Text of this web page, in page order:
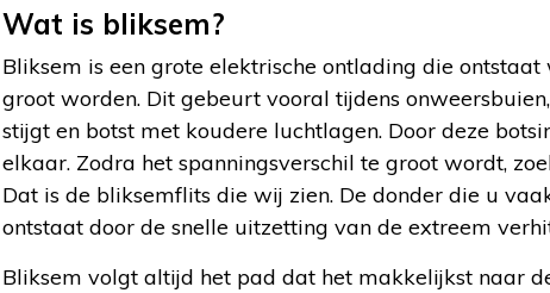
Wat is bliksem?
Bliksem is een grote elektrische ontlading die
groot worden. Dit gebeurt vooral tijdens
stijgt en botst met koudere luchtlagen. Door deze
elkaar. Zodra het spanningsverschil te groot wordt,
Dat is de bliksemflits die wij zien. De donder die u
ontstaat door de snelle uitzetting van de extreem
Bliksem volgt altijd het pad dat het makkelijkst naar